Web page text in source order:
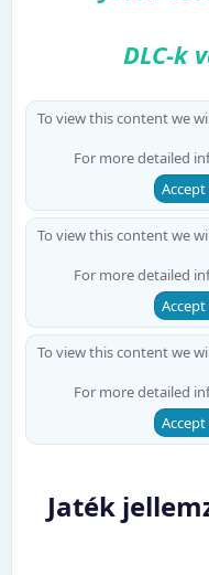
DLC-k
To view this content we
For more detailed
To view this content we
For more detailed
To view this content we
For more detailed
Jaték